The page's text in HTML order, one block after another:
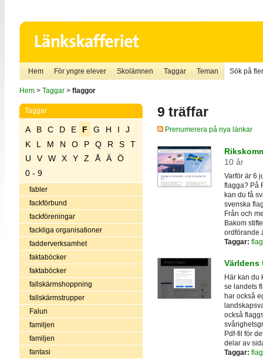
Hem För yngre elever Skolämnen Taggar Teman Sök på
Hem> Taggar> flaggor
Taggar
A B C D E F G H I
J
K
L M N O P Q R S
T
U
V W X Y Z Å Ä
Ö
0 - 9
fabler
fackförbund
fackföreningar
fackliga organisationer
fadderverksamhet
faktaböcker
faktaböcker
fallskärmshoppning
fallskärmstrupper
Falun
familjen
familjen
fantasi
9 träffar
Prenumerera på nya länkar
10 år
Varför är 6
flagga? På
kan du få
svenska
Från och
Bakom
ordförande
Taggar:
Världens
Här kan du
se landets
har också
också
Pdf-fil för
delar av
Taggar: